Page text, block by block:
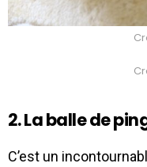
2. La balle de
C’est un